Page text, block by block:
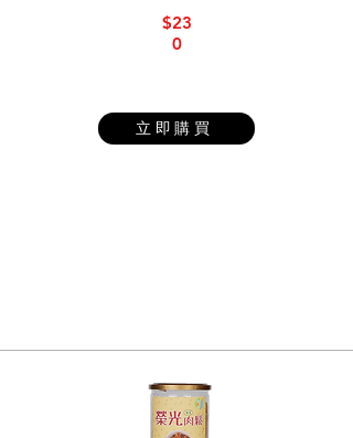
$23
0
立即購買